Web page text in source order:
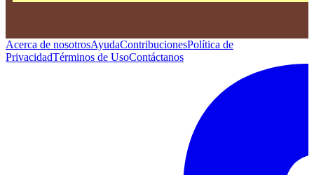
Acerca de nosotrosAyudaContribucionesPolítica de
PrivacidadTérminos de UsoContáctanos